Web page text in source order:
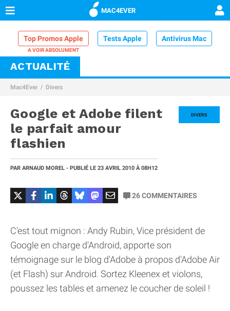
MAC4EVER
Top Promos Apple Tests Apple Antivirus Mac
VPN Mac
Comparatif iPhone
ACTUALITÉ
Mac4Ever Divers
DIVERS
Google et Adobe filent
le parfait amour
flashien
PAR ARNAUD MOREL - PUBLIÉ LE 23 AVRIL 2010 À 08H12
26COMMENTAIRES
C'est tout mignon : Andy Rubin, Vice président de
Google en charge d'Android, apporte son
témoignage sur le blog d'Adobe à propos d'Adobe Air
(et Flash) sur Android. Sortez Kleenex et violons,
poussez les tables et amenez le coucher de soleil !